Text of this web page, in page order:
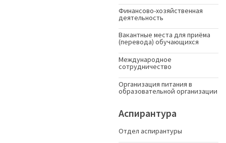
Финансово-хозяйственная
деятельность
Вакантные места для приёма
(перевода) обучающихся
Международное
сотрудничество
Организация питания в
образовательной организации
Аспирантура
Отдел аспирантуры